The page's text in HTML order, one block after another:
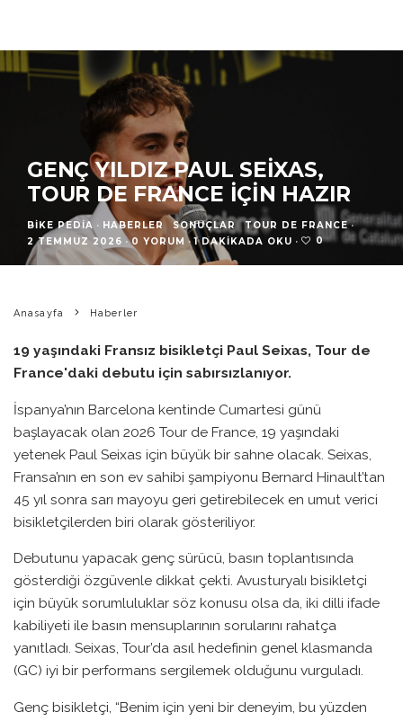
GENÇ YILDIZ PAUL SEIXAS,
TOUR DE FRANCE IÇIN HAZIR
BIKE PEDIA · HABERLER SONUÇLAR TOUR DE FRANCE ·
2 TEMMUZ 2026 · 0 YORUM · 1 DAKIKADA OKU · 0
Anasayfa Haberler
19 yaşındaki Fransız bisikletçi Paul Seixas, Tour de
France'daki debutu için sabırsızlanıyor.
İspanya’nın Barcelona kentinde Cumartesi günü
başlayacak olan 2026 Tour de France, 19 yaşındaki
yetenek Paul Seixas için büyük bir sahne olacak. Seixas,
Fransa’nın en son ev sahibi şampiyonu Bernard Hinault’tan
45 yıl sonra sarı mayoyu geri getirebilecek en umut verici
bisikletçilerden biri olarak gösteriliyor.
Debutunu yapacak genç sürücü, basın toplantısında
gösterdiği özgüvenle dikkat çekti. Avusturyalı bisikletçi
için büyük sorumluluklar söz konusu olsa da, iki dilli ifade
kabiliyeti ile basın mensuplarının sorularını rahatça
yanıtladı. Seixas, Tour’da asıl hedefinin genel klasmanda
(GC) iyi bir performans sergilemek olduğunu vurguladı.
Genç bisikletçi, “Benim için yeni bir deneyim, bu yüzden